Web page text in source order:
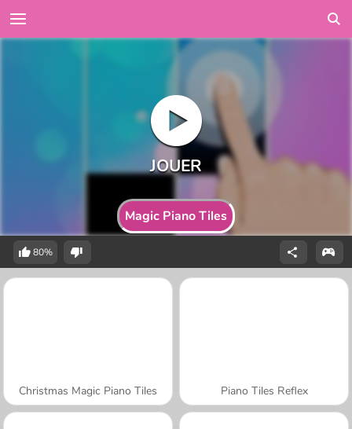
Magic Piano Tiles
80%
Christmas Magic Piano Tiles Piano Tiles Reflex